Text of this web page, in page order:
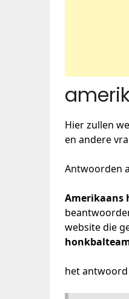
Hier zullen
en andere
Antwoorden
Amerikaans
website die
het antwoord